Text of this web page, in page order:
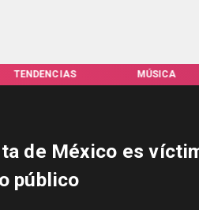
TENDENCIAS MÚSICA
de México es
público